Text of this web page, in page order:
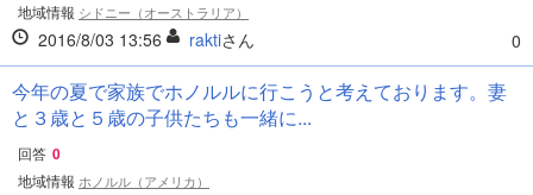
地域情報 シドニー（オーストラリア）
2016/8/03 13:56 raktiさん 0
今年の夏で家族でホノルルに行こうと考えております。妻
と３歳と５歳の子供たちも一緒に...
回答 0
地域情報 ホノルル（アメリカ）